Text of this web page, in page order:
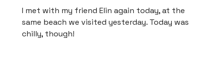
I met with my friend Elin again today, at the
same beach we visited yesterday. Today was
chilly, though!